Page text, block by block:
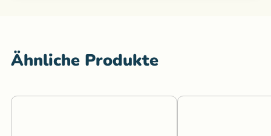
Ähnliche Produkte